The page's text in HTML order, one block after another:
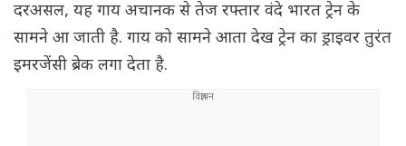
दरअसल, यह गाय अचानक से तेज रफ्तार वंदे भारत ट्रेन के
सामने आ जाती है. गाय को सामने आता देख ट्रेन का ड्राइवर तुरंत
इमरजेंसी ब्रेक लगा देता है.